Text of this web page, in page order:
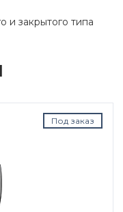
закрытого типа
Под заказ